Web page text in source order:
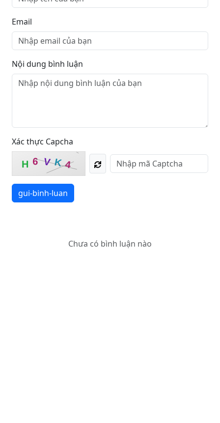
Email
Nội dung bình luận
Xác thực Capcha
H 6 VK4
gui-binh-luan
Chưa có bình luận nào